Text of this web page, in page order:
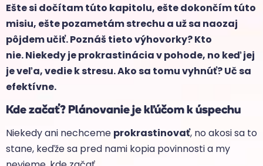
Ešte si dočítam túto kapitolu, ešte dokončím túto
misiu, ešte pozametám strechu a už sa naozaj
pôjdem učiť. Poznáš tieto výhovorky? Kto
nie. Niekedy je prokrastinácia v pohode, no keď jej
je veľa, vedie k stresu. Ako sa tomu vyhnúť? Uč sa
efektívne.
Kde začať? Plánovanie je kľúčom k úspechu
Niekedy ani nechceme prokrastinovať, no akosi sa to
stane, keďže sa pred nami kopia povinnosti a my